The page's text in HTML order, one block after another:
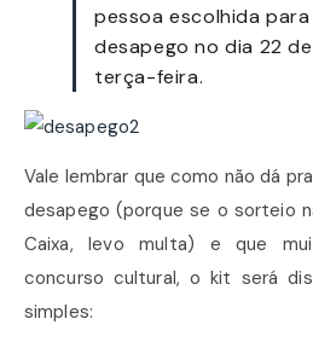
pessoa escolhida
desapego no dia 22
terça-feira.
Vale lembrar que como não dá
desapego (porque se o sorteio
Caixa, levo multa) e que
concurso cultural, o kit será
simples: